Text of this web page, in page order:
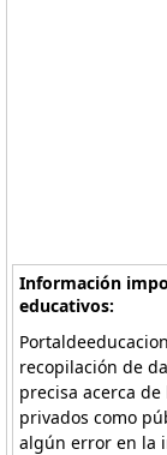
Información
educativos:
recopilación de
precisa acerca
privados como
algún error en la